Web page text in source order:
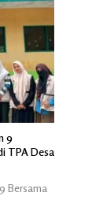
9
TPA Desa
Bersama